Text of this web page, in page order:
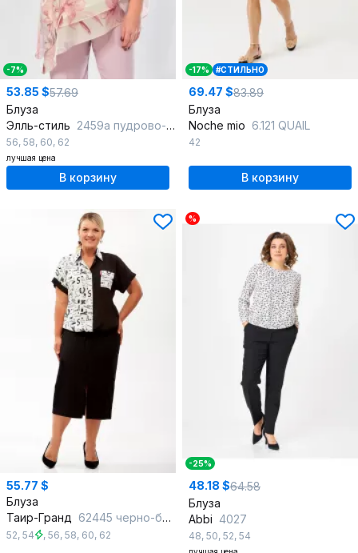
-7%
53.85 $57.69
Блуза
Элль-стиль 2459а пудрово-бежевый
56, 58, 60, 62
лучшая цена
В корзину
-17% #СТИЛЬНО
69.47 $83.89
Блуза
Noche mio 6.121 QUAIL
42
В корзину
55.77 $
Блуза
Таир-Гранд 62445 черно-белый_дизайн_3
52, 54 , 56, 58, 60, 62
%
-25%
48.18 $64.58
Блуза
Abbi 4027
48, 50, 52, 54